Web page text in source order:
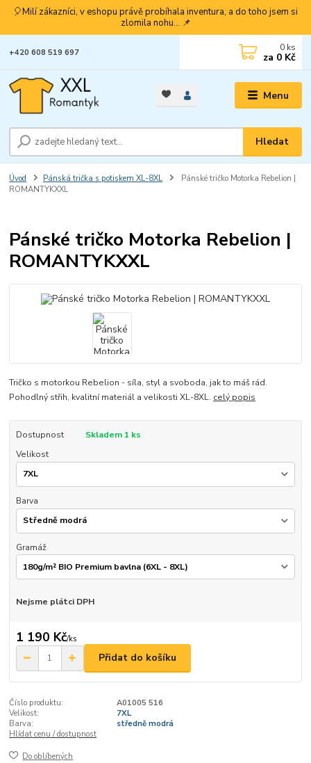
🎈Milí zákazníci, v eshopu právě probíhala inventura, a do toho jsem si
zlomila nohu... 📌
Menu
Hledat
+420 608 519 697 0 ks
za 0 Kč
Úvod Pánská trička s potiskem XL-8XL
Pánské tričko Motorka Rebelion |
ROMANTYKXXL
Pánské tričko Motorka Rebelion |
ROMANTYKXXL
Tričko s motorkou Rebelion - síla, styl a svoboda, jak to máš rád.
Pohodlný střih, kvalitní materiál a velikosti XL-8XL. celý popis
Dostupnost
Skladem 1 ks
Velikost
Barva
Gramáž
Nejsme plátci DPH
1 190 Kč/ks
Přidat do košíku
Číslo produktu:
A01005 516
Velikost:
7XL
Barva:
středně modrá
Hlídat cenu / dostupnost
Do oblíbených